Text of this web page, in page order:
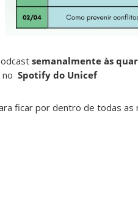
semanalmente às
Spotify do Unicef
ficar por dentro de todas as